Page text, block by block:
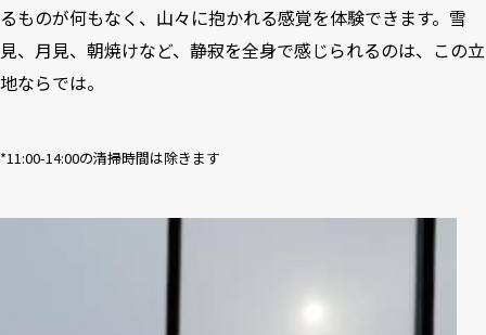
るものが何もなく、山々に抱かれる感覚を体験できます。雪
見、月見、朝焼けなど、静寂を全身で感じられるのは、この立
地ならでは。
*11:00-14:00の清掃時間は除きます